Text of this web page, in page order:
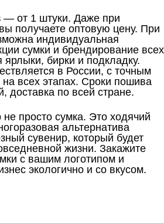
— от 1 штуки. Даже при
получаете оптовую цену. При
индивидуальная
сумки и брендирование всех
бирки и подкладку.
в России, с точным
на всех этапах. Сроки пошива
доставка по всей стране.
просто сумка. Это ходячий
альтернатива
сувенир, который будет
жизни. Закажите
с вашим логотипом и
экологично и со вкусом.